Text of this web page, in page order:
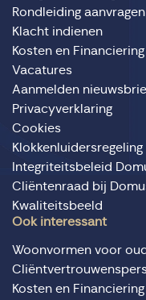
Rondleiding aanvragen
Klacht indienen
Kosten en Financiering
Vacatures
Aanmelden
Privacyverklaring
Cookies
Klokkenluidersregeling
Integriteitsbeleid
Cliëntenraad bij
Kwaliteitsbeeld
Ook interessant
Woonvormen voor
Kosten en Financiering